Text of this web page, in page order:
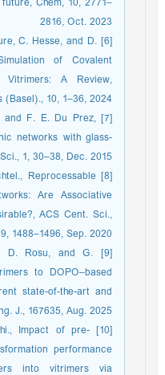
2816, Oct. 2023
C. Hesse, and D.
of Covalent
Vitrimers: A Review,
(Basel)., 10, 1–36, 2024
and F. E. Du Prez,
networks with glass-
1, 30–38, Dec. 2015
Reprocessable
Are Associative
ACS Cent. Sci.,
9, 1488–1496, Sep. 2020
D. Rosu, and G.
to DOPO–based
state-of-the-art and
J., 167635, Aug. 2025
Impact of pre-
performance
into vitrimers via